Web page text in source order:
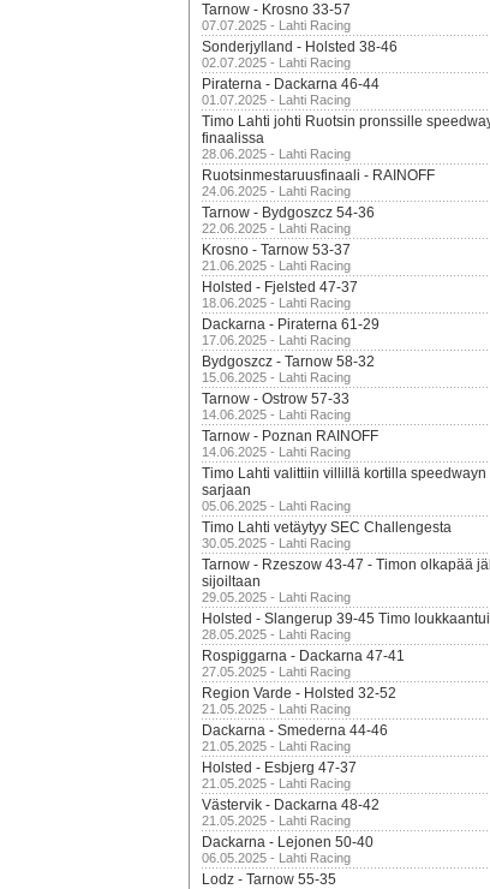
Tarnow - Krosno 33-57
07.07.2025 - Lahti Racing
Sonderjylland - Holsted 38-46
02.07.2025 - Lahti Racing
Piraterna - Dackarna 46-44
01.07.2025 - Lahti Racing
Timo Lahti johti Ruotsin pronssille
finaalissa
28.06.2025 - Lahti Racing
Ruotsinmestaruusfinaali - RAINOFF
24.06.2025 - Lahti Racing
Tarnow - Bydgoszcz 54-36
22.06.2025 - Lahti Racing
Krosno - Tarnow 53-37
21.06.2025 - Lahti Racing
Holsted - Fjelsted 47-37
18.06.2025 - Lahti Racing
Dackarna - Piraterna 61-29
17.06.2025 - Lahti Racing
Bydgoszcz - Tarnow 58-32
15.06.2025 - Lahti Racing
Tarnow - Ostrow 57-33
14.06.2025 - Lahti Racing
Tarnow - Poznan RAINOFF
14.06.2025 - Lahti Racing
Timo Lahti valittiin villillä kortilla speedwayn
sarjaan
05.06.2025 - Lahti Racing
Timo Lahti vetäytyy SEC Challengesta
30.05.2025 - Lahti Racing
Tarnow - Rzeszow 43-47 - Timon olkapää
sijoiltaan
29.05.2025 - Lahti Racing
Holsted - Slangerup 39-45 Timo loukkaantui
28.05.2025 - Lahti Racing
Rospiggarna - Dackarna 47-41
27.05.2025 - Lahti Racing
Region Varde - Holsted 32-52
21.05.2025 - Lahti Racing
Dackarna - Smederna 44-46
21.05.2025 - Lahti Racing
Holsted - Esbjerg 47-37
21.05.2025 - Lahti Racing
Västervik - Dackarna 48-42
21.05.2025 - Lahti Racing
Dackarna - Lejonen 50-40
06.05.2025 - Lahti Racing
Lodz - Tarnow 55-35